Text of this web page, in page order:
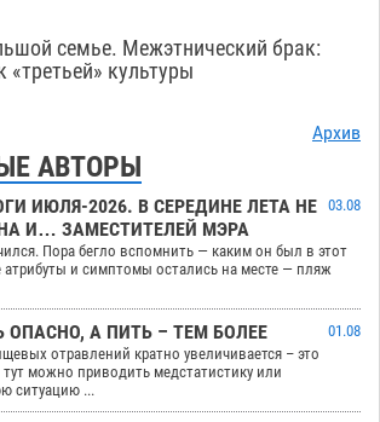
семье. Межэтнический брак:
«третьей» культуры
Архив
АВТОРЫ
ИЮЛЯ-2026. В СЕРЕДИНЕ ЛЕТА НЕ
И… ЗАМЕСТИТЕЛЕЙ МЭРА
03.08
Пора бегло вспомнить — каким он был в этот
атрибуты и симптомы остались на месте — пляж
А ПИТЬ – ТЕМ БОЛЕЕ
01.08
отравлений кратно увеличивается – это
можно приводить медстатистику или
ситуацию ...